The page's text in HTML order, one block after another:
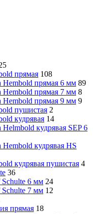
прямая 108
Hembold прямая 6 мм 89
Hembold прямая 7 мм 8
Hembold прямая 9 мм 9
пушистая 2
кудрявая 14
Helmbold кудрявая SEP 6
Hembold кудрявая HS
кудрявая пушистая 4
36
Schulte 6 мм 24
Schulte 7 мм 12
прямая 18